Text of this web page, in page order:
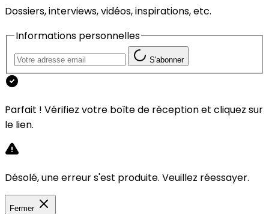
Dossiers, interviews, vidéos, inspirations, etc.
Informations personnelles
S'abonner
Parfait ! Vérifiez votre boîte de réception et cliquez sur
le lien.
Désolé, une erreur s'est produite. Veuillez réessayer.
Fermer